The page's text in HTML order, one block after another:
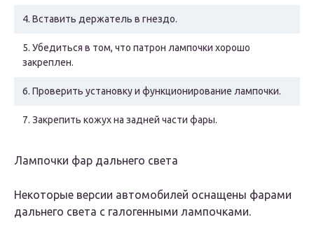
4. Вставить держатель в гнездо.
5. Убедиться в том, что патрон лампочки хорошо
закреплен.
6. Проверить установку и функционирование лампочки.
7. Закрепить кожух на задней части фары.
Лампочки фар дальнего света
Некоторые версии автомобилей оснащены фарами
дальнего света с галогенными лампочками.